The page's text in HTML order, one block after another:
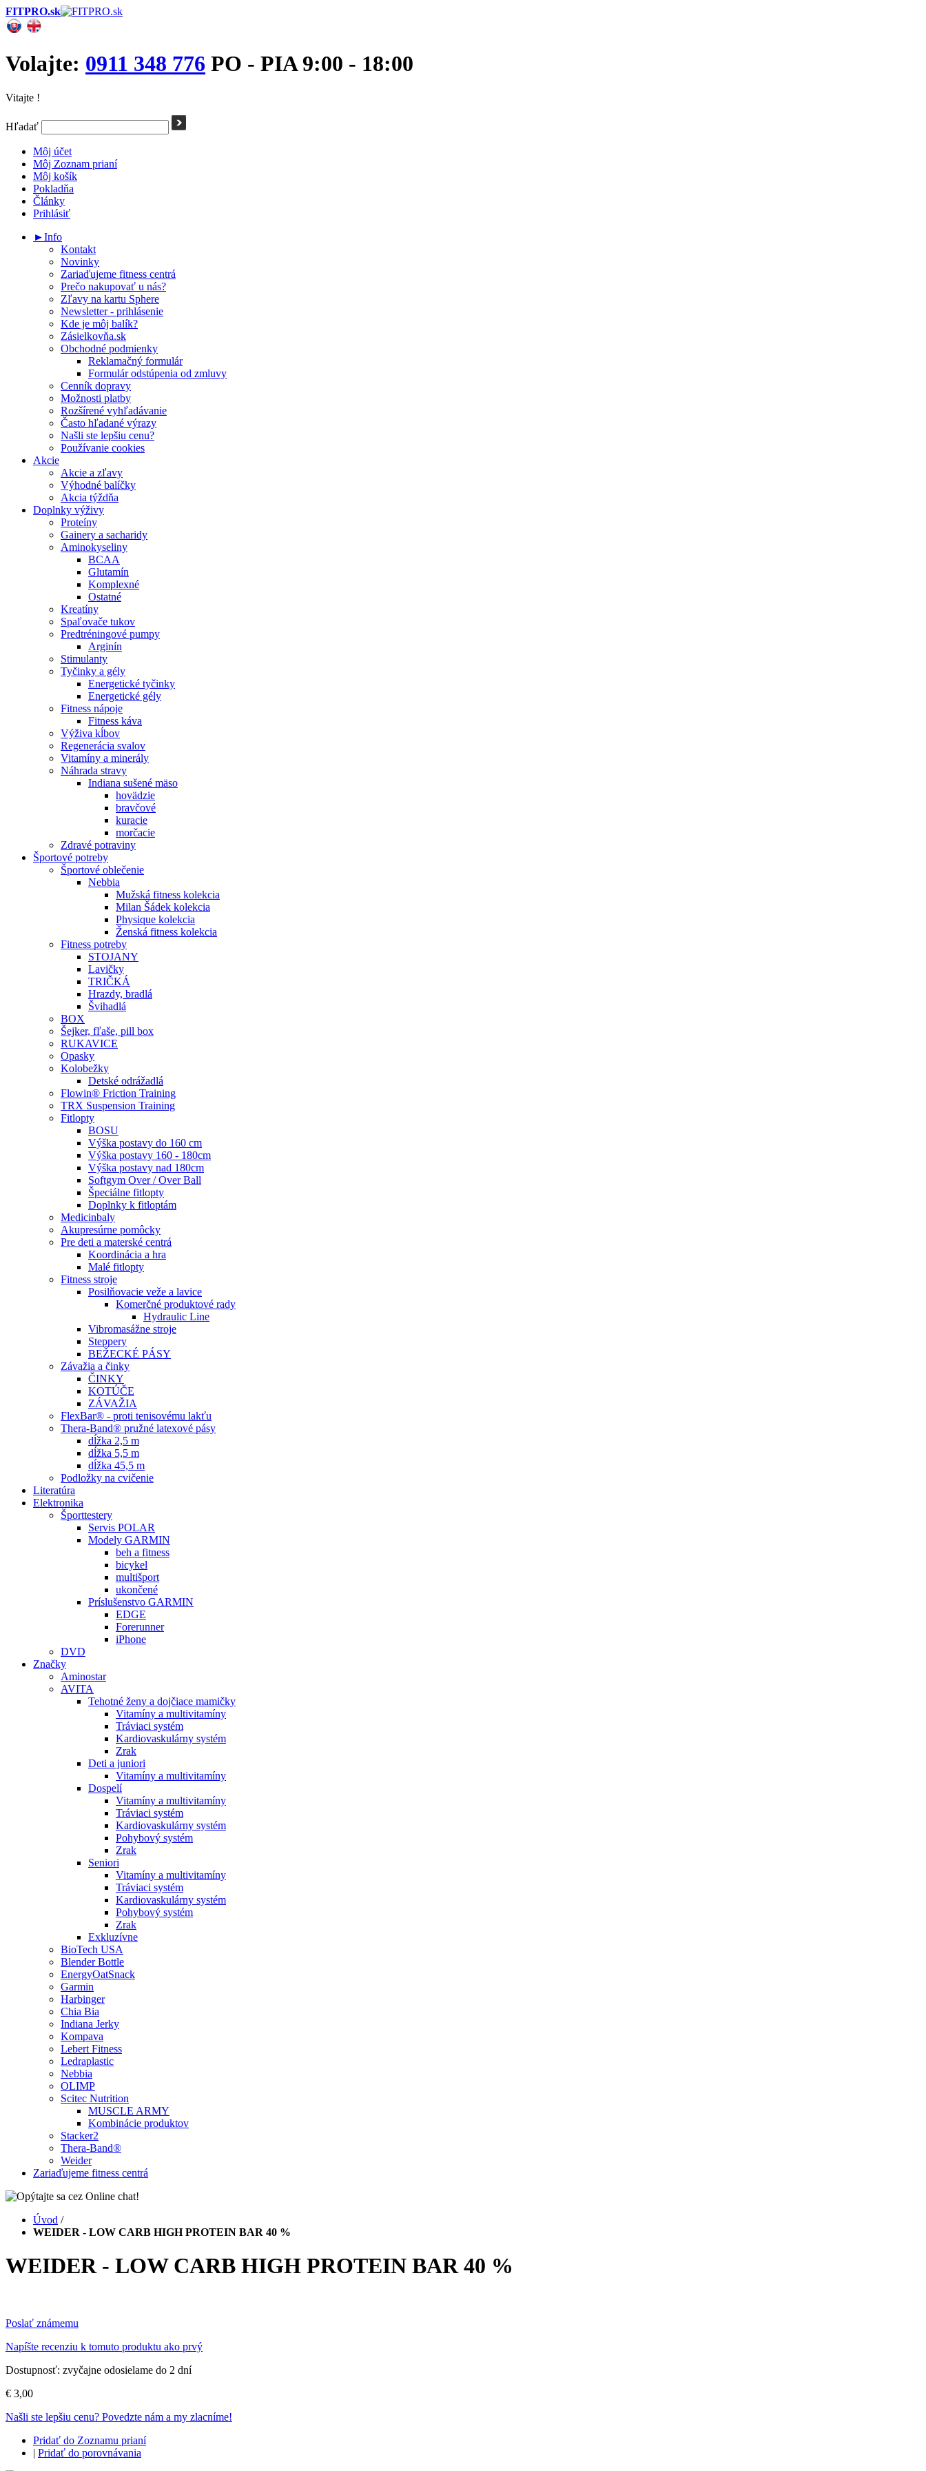
FITPRO.sk
Volajte: 0911 348 776 PO - PIA 9:00 - 18:00
Vitajte !
Hľadať
Môj účet
Môj Zoznam prianí
Môj košík
Pokladňa
Články
Prihlásiť
►Info
Kontakt
Novinky
Zariaďujeme fitness centrá
Prečo nakupovať u nás?
Zľavy na kartu Sphere
Newsletter - prihlásenie
Kde je môj balík?
Zásielkovňa.sk
Obchodné podmienky
Reklamačný formulár
Formulár odstúpenia od zmluvy
Cenník dopravy
Možnosti platby
Rozšírené vyhľadávanie
Často hľadané výrazy
Našli ste lepšiu cenu?
Používanie cookies
Akcie
Akcie a zľavy
Výhodné balíčky
Akcia týždňa
Doplnky výživy
Proteíny
Gainery a sacharidy
Aminokyseliny
BCAA
Glutamín
Komplexné
Ostatné
Kreatíny
Spaľovače tukov
Predtréningové pumpy
Arginín
Stimulanty
Tyčinky a gély
Energetické tyčinky
Energetické gély
Fitness nápoje
Fitness káva
Výživa kĺbov
Regenerácia svalov
Vitamíny a minerály
Náhrada stravy
Indiana sušené mäso
hovädzie
bravčové
kuracie
morčacie
Zdravé potraviny
Športové potreby
Športové oblečenie
Nebbia
Mužská fitness kolekcia
Milan Šádek kolekcia
Physique kolekcia
Ženská fitness kolekcia
Fitness potreby
STOJANY
Lavičky
TRIČKÁ
Hrazdy, bradlá
Švihadlá
BOX
Šejker, fľaše, pill box
RUKAVICE
Opasky
Kolobežky
Detské odrážadlá
Flowin® Friction Training
TRX Suspension Training
Fitlopty
BOSU
Výška postavy do 160 cm
Výška postavy 160 - 180cm
Výška postavy nad 180cm
Softgym Over / Over Ball
Špeciálne fitlopty
Doplnky k fitloptám
Medicinbaly
Akupresúrne pomôcky
Pre deti a materské centrá
Koordinácia a hra
Malé fitlopty
Fitness stroje
Posilňovacie veže a lavice
Komerčné produktové rady
Hydraulic Line
Vibromasážne stroje
Steppery
BEŽECKÉ PÁSY
Závažia a činky
ČINKY
KOTÚČE
ZÁVAŽIA
FlexBar® - proti tenisovému lakťu
Thera-Band® pružné latexové pásy
dĺžka 2,5 m
dĺžka 5,5 m
dĺžka 45,5 m
Podložky na cvičenie
Literatúra
Elektronika
Športtestery
Servis POLAR
Modely GARMIN
beh a fitness
bicykel
multišport
ukončené
Príslušenstvo GARMIN
EDGE
Forerunner
iPhone
DVD
Značky
Aminostar
AVITA
Tehotné ženy a dojčiace mamičky
Vitamíny a multivitamíny
Tráviaci systém
Kardiovaskulárny systém
Zrak
Deti a juniori
Vitamíny a multivitamíny
Dospelí
Vitamíny a multivitamíny
Tráviaci systém
Kardiovaskulárny systém
Pohybový systém
Zrak
Seniori
Vitamíny a multivitamíny
Tráviaci systém
Kardiovaskulárny systém
Pohybový systém
Zrak
Exkluzívne
BioTech USA
Blender Bottle
EnergyOatSnack
Garmin
Harbinger
Chia Bia
Indiana Jerky
Kompava
Lebert Fitness
Ledraplastic
Nebbia
OLIMP
Scitec Nutrition
MUSCLE ARMY
Kombinácie produktov
Stacker2
Thera-Band®
Weider
Zariaďujeme fitness centrá
Úvod /
WEIDER - LOW CARB HIGH PROTEIN BAR 40 %
WEIDER - LOW CARB HIGH PROTEIN BAR 40 %
Poslať známemu
Napíšte recenziu k tomuto produktu ako prvý
Dostupnosť: zvyčajne odosielame do 2 dní
€ 3,00
Našli ste lepšiu cenu? Povedzte nám a my zlacníme!
Pridať do Zoznamu prianí
| Pridať do porovnávania